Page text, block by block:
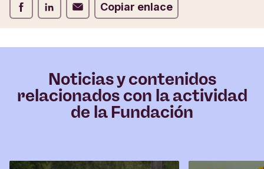
Compartir Facebook
Compartir LinkedIn
Compartir Correo electrónico
Copiar enlace
Noticias y contenidos
relacionados con la actividad
de la Fundación